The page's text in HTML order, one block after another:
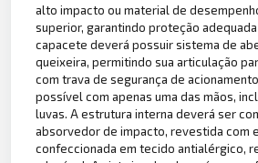
alto impacto ou material de
superior, garantindo proteção adequada
capacete deverá possuir sistema de
queixeira, permitindo sua articulação
com trava de segurança de
possível com apenas uma das mãos,
luvas. A estrutura interna deverá ser
absorvedor de impacto, revestida com
confeccionada em tecido antialérgico,